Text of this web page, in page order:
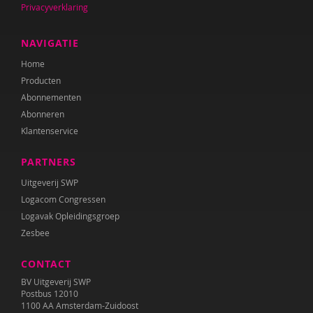
Dominique Grotenhuis
Anneke Guis
Janneke Hagenaar
Noëlle Haitsma
Audrey van den Ham
Anne Mijke van Harten
Barbara Hermsen
E. Hoekstra
Laura Hoogcarspel
Laura Hovenkamp
Privacyverklaring
NAVIGATIE
Home
Producten
Abonnementen
Abonneren
Klantenservice
PARTNERS
Uitgeverij SWP
Logacom Congressen
Logavak Opleidingsgroep
Zesbee
CONTACT
BV Uitgeverij SWP
Postbus 12010
1100 AA Amsterdam-Zuidoost